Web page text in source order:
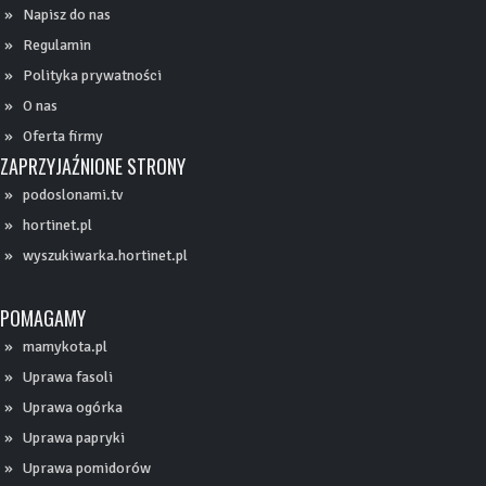
Promocje, okazje...
PODOSŁONAMI.PL
Napisz do nas
Polityka prywatności
O nas
Oferta firmy
ZAPRZYJAŹNIONE STRONY
podoslonami.tv
hortinet.pl